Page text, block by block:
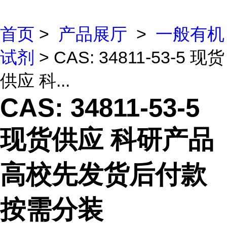
首页 > 产品展厅 > 一般有机
试剂 > CAS: 34811-53-5 现货
供应 科...
CAS: 34811-53-5
现货供应 科研产品
高校先发货后付款
按需分装